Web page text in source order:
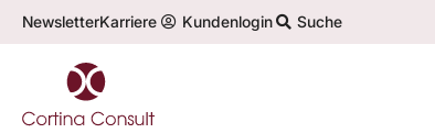
NewsletterKarriere Kundenlogin Suche
Top-Themen in der Informationssicherheit: